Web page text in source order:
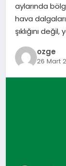
DÜNYA
YAŞAM
aylarında
hava
şıklığını değil,
ozge
26 Mart